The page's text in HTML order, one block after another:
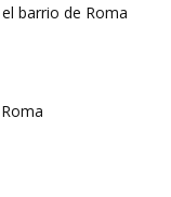
barrio de Roma